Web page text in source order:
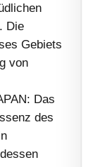
Die
Gebiets
von
Das
des